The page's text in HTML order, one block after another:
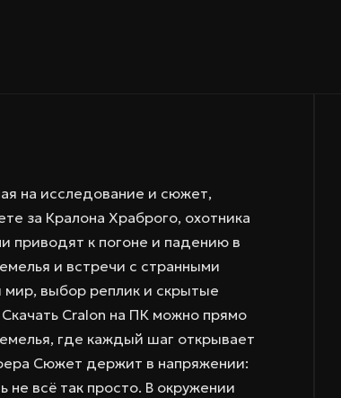
на исследование и сюжет,
за Кралона Храброго, охотника
приводят к погоне и падению в
и встречи с странными
выбор реплик и скрытые
Cralon на ПК можно прямо
где каждый шаг открывает
Сюжет держит в напряжении:
всё так просто. В окружении